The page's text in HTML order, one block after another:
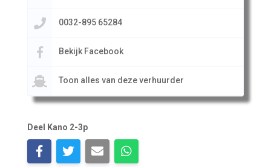
0032-895 65284
Bekijk Facebook
Toon alles van deze verhuurder
Deel Kano 2-3p